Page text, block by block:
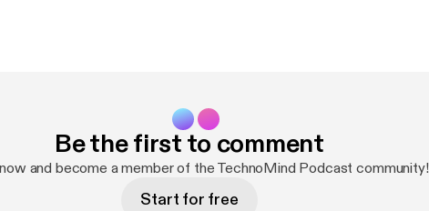
Be the first to comment
and become a member of the TechnoMind Podcast community!
Start for free